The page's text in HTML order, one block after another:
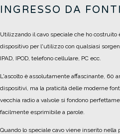
INGRESSO DA
Utilizzando il cavo speciale che ho
dispositivo per l'utilizzo con qualsiasi
IPAD, IPOD, telefono cellulare, PC ecc.
L'ascolto è assolutamente affascinante, 60
dispositivi, ma la praticità delle moderne
vecchia radio a valvole si fondono
facilmente esprimibile a parole.
Quando lo speciale cavo viene inserito nella